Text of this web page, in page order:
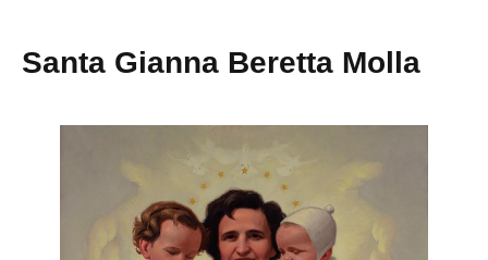
Santa Gianna Beretta Molla